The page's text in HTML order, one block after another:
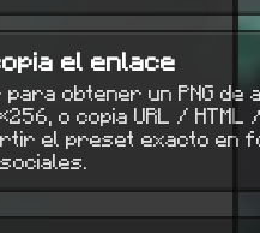
el enlace
obtener un PNG de
o copia URL / HTML
el preset exacto en